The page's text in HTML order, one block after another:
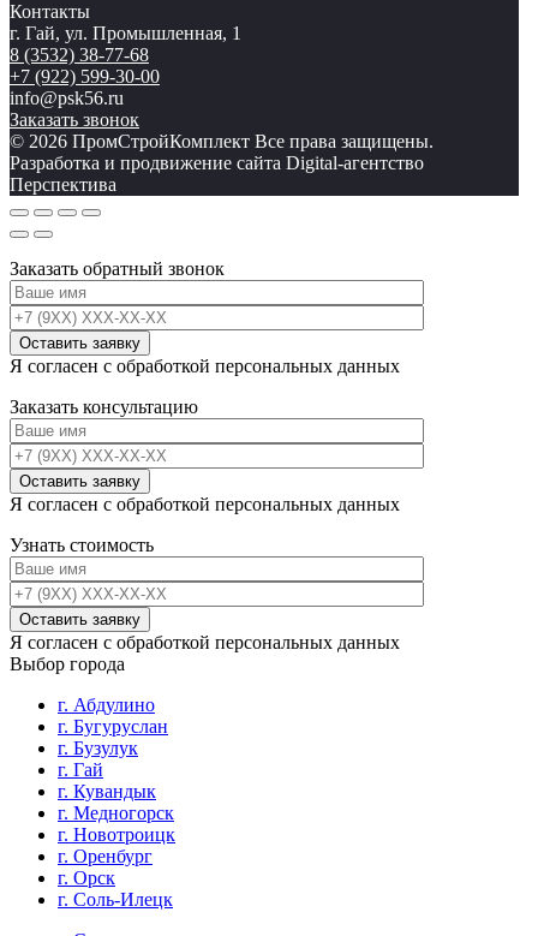
Контакты
г. Гай, ул. Промышленная, 1
8 (3532) 38-77-68
+7 (922) 599-30-00
info@psk56.ru
Заказать звонок
© 2026 ПромСтройКомплект Все права защищены.
Разработка и продвижение сайта Digital-агентство
Перспектива
Заказать обратный звонок
Я согласен с обработкой персональных данных
Заказать консультацию
Я согласен с обработкой персональных данных
Узнать стоимость
Я согласен с обработкой персональных данных
Выбор города
г. Абдулино
г. Бугуруслан
г. Бузулук
г. Гай
г. Кувандык
г. Медногорск
г. Новотроицк
г. Оренбург
г. Орск
г. Соль-Илецк